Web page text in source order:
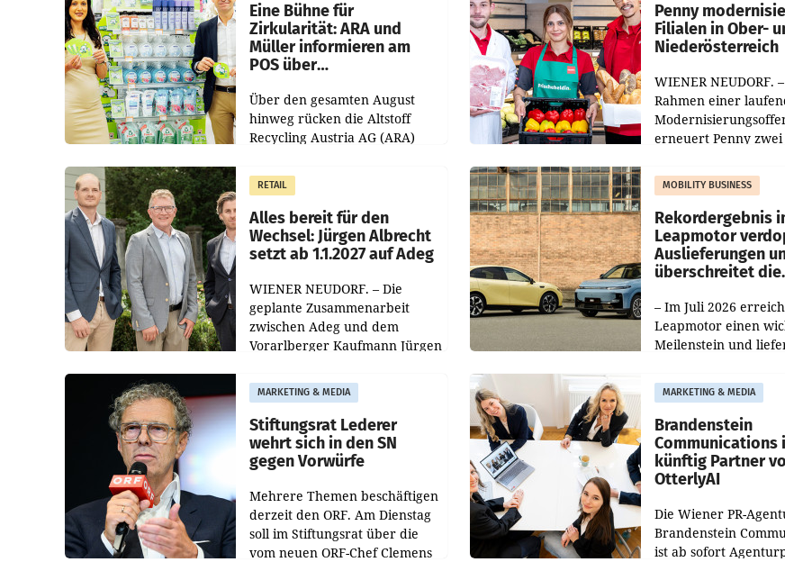
Eine Bühne für
Zirkularität: ARA und
Müller informieren am
POS über
Über den gesamten August
hinweg rücken die Altstoff
Recycling Austria AG (ARA)
Müller die Initiative „Kreislauf-
Helden“ in allen
österreichischen Müller-Filialen
Penny
Filialen in Ober-
Niederösterreich
WIENER NEUDORF.
Rahmen einer
erneuert Penny
Die beiden Standorte
Haag sowie im rund
RETAIL
Alles bereit für den
Wechsel: Jürgen Albrecht
setzt ab 1.1.2027 auf Adeg
WIENER NEUDORF. – Die
geplante Zusammenarbeit
zwischen Adeg und dem
Vorarlberger Kaufmann Jürgen
freigegeben: Die
Bundeswettbewerbsbehörde
und der Bundeskartellanwalt
MOBILITY BUSINESS
Rekordergebnis
Leapmotor
Auslieferungen
überschreitet die
– Im Juli 2026
Leapmotor einen
Meilenstein und
aus, womit sich das
gegenüber Juli 2025
verdoppelte (+102
MARKETING & MEDIA
Stiftungsrat Lederer
wehrt sich in den SN
gegen Vorwürfe
Mehrere Themen beschäftigen
derzeit den ORF. Am Dienstag
soll im Stiftungsrat über die
vom neuen ORF-Chef Clemens
MARKETING & MEDIA
Brandenstein
Communications
künftig Partner
OtterlyAI
Die Wiener PR-
Brandenstein
ist ab sofort